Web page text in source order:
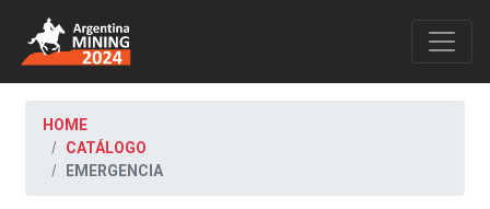
HOME
CATÁLOGO
EMERGENCIA